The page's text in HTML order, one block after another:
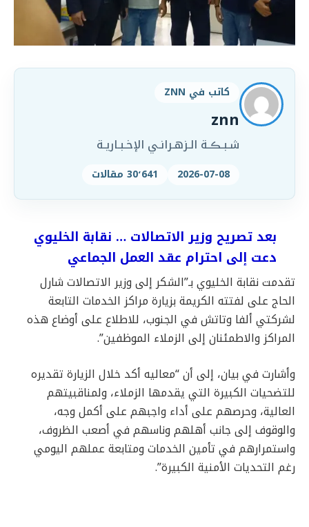
كاتب في ZNN
znn
شـبـڪـة الـزهـرانـي الإخـبـاريـة
2026-07-08 30٬641 مقالات
بعد تصريح وزير الاتصالات … نقابة الخليوي
دعت إلى احترام عقد العمل الجماعي
تقدمت نقابة الخليوي بـ”الشكر إلى وزير الاتصالات شارل
الحاج على لفتته الكريمة بزيارة مراكز الخدمات التابعة
لشركتي ألفا وتاتش في الجنوب، للاطلاع على أوضاع هذه
المراكز والاطمئنان إلى الزملاء الموظفين”.
وأشارت في بيان، إلى أن “معاليه أكد خلال الزيارة تقديره
للتضحيات الكبيرة التي يقدمها الزملاء، ولمناقبيتهم
العالية، وحرصهم على أداء واجبهم على أكمل وجه،
والوقوف إلى جانب أهلهم وناسهم في أصعب الظروف،
واستمرارهم في تأمين الخدمات ومتابعة عملهم اليومي
رغم التحديات الأمنية الكبيرة”.